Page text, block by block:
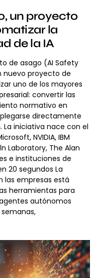
un proyecto
la
de la IA
de asago (AI Safety
nuevo proyecto de
uno de los mayores
convertir las
normativo en
directamente
La iniciativa nace con el
NVIDIA, IBM
Laboratory, The Alan
e instituciones de
20 segundos La
las empresas está
herramientas para
autónomos